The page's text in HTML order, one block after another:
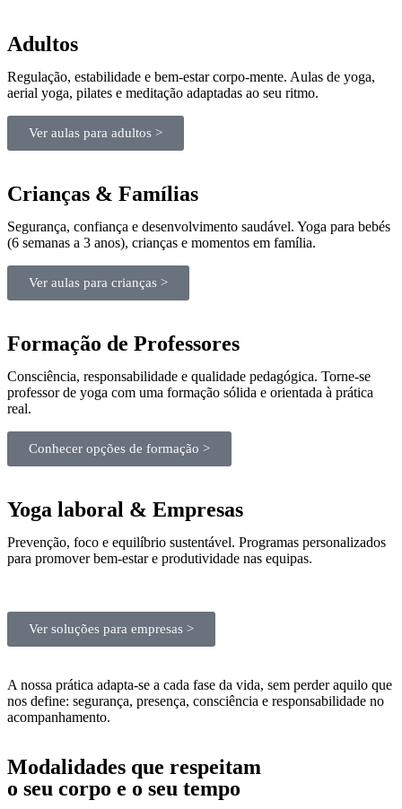
Adultos
Regulação, estabilidade e bem-estar corpo-mente. Aulas de yoga,
aerial yoga, pilates e meditação adaptadas ao seu ritmo.
Ver aulas para adultos >
Crianças & Famílias
Segurança, confiança e desenvolvimento saudável. Yoga para bebés
(6 semanas a 3 anos), crianças e momentos em família.
Ver aulas para crianças >
Formação de Professores
Consciência, responsabilidade e qualidade pedagógica. Torne-se
professor de yoga com uma formação sólida e orientada à prática
real.
Conhecer opções de formação >
Yoga laboral & Empresas
Prevenção, foco e equilíbrio sustentável. Programas personalizados
para promover bem-estar e produtividade nas equipas.
Ver soluções para empresas >
A nossa prática adapta-se a cada fase da vida, sem perder aquilo que
nos define: segurança, presença, consciência e responsabilidade no
acompanhamento.
Modalidades que respeitam
o seu corpo e o seu tempo